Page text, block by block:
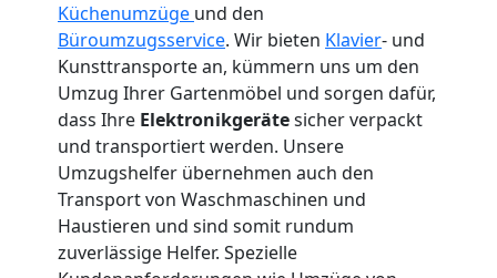
Küchenumzüge und den
Büroumzugsservice. Wir bieten Klavier- und
Kunsttransporte an, kümmern uns um den
Umzug Ihrer Gartenmöbel und sorgen dafür,
dass Ihre Elektronikgerätesicher verpackt
und transportiert werden. Unsere
Umzugshelfer übernehmen auch den
Transport von Waschmaschinen und
Haustieren und sind somit rundum
zuverlässige Helfer. Spezielle
Mann
LKW
Möbellift